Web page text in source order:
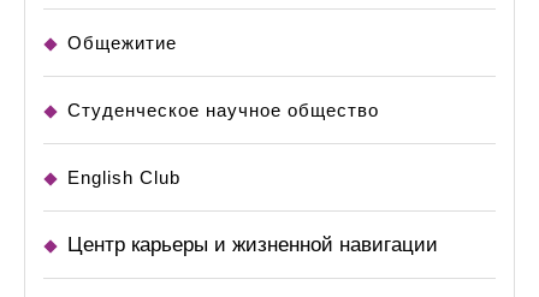
Общежитие
Студенческое научное общество
English Club
Центр карьеры и жизненной навигации